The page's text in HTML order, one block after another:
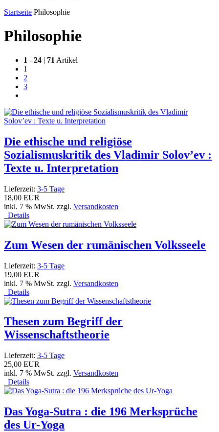
Startseite Philosophie
Philosophie
1 - 24 | 71 Artikel
1
2
3
Die ethische und religiöse
Sozialismuskritik des Vladimir Solov’ev :
Texte u. Interpretation
Lieferzeit: 3-5 Tage
18,00 EUR
inkl. 7 % MwSt. zzgl. Versandkosten
Details
Zum Wesen der rumänischen Volksseele
Lieferzeit: 3-5 Tage
19,00 EUR
inkl. 7 % MwSt. zzgl. Versandkosten
Details
Thesen zum Begriff der
Wissenschaftstheorie
Lieferzeit: 3-5 Tage
25,00 EUR
inkl. 7 % MwSt. zzgl. Versandkosten
Details
Das Yoga-Sutra : die 196 Merksprüche
des Ur-Yoga